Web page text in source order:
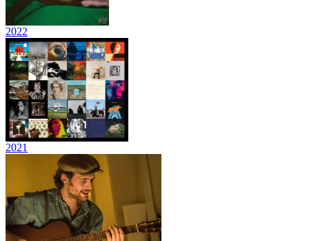
2022
2021